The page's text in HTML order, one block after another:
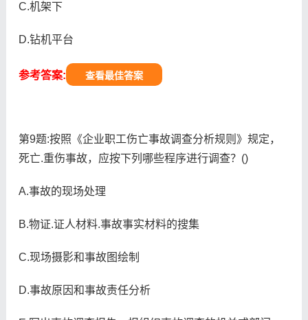
C.机架下
D.钻机平台
参考答案: 查看最佳答案
第9题:按照《企业职工伤亡事故调查分析规则》规定，
死亡.重伤事故，应按下列哪些程序进行调查？()
A.事故的现场处理
B.物证.证人材料.事故事实材料的搜集
C.现场摄影和事故图绘制
D.事故原因和事故责任分析